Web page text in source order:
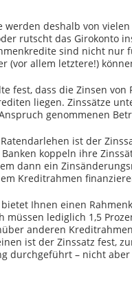
werden deshalb von
rutscht das Girokonto
sind nicht nur
(vor allem letztere!)
fest, dass die Zinsen
liegen. Zinssätze
genommenen
ist der
koppeln ihre
dann ein
Kreditrahmen
Ihnen einen
müssen lediglich 1,5
anderen
ist der Zinssatz fest,
durchgeführt – nicht